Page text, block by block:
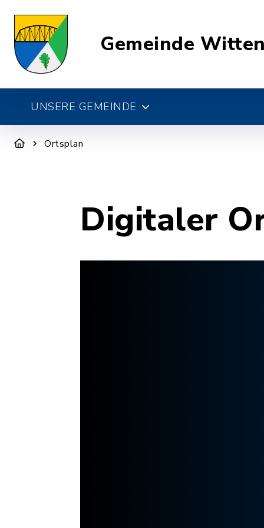
Gemeinde
UNSERE GEMEINDE
Ortsplan
Digitaler